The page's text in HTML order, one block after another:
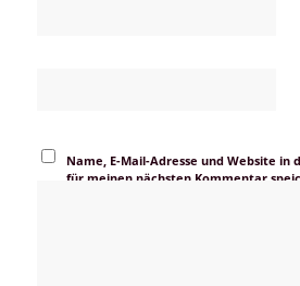
Name, E-Mail-Adresse und Website in
für meinen nächsten Kommentar